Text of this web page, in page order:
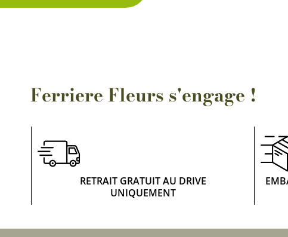
Rosiers à grosses fleurs
Ferriere Fleurs s'engage !
RETRAIT GRATUIT AU DRIVE
UNIQUEMENT